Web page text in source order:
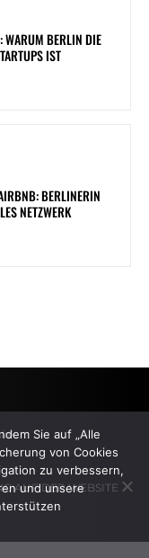
WARUM BERLIN DIE
IST
BERLINERIN
NETZWERK
AUF DER WEBSITE
Sie auf „Alle
von Cookies
zu verbessern,
und unsere